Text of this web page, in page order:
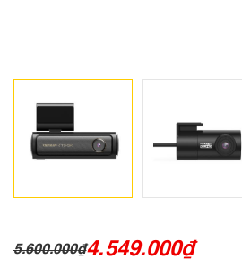
5.600.000₫4.549.000₫